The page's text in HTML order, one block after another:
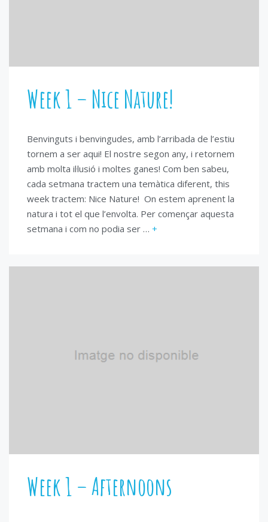
Week 1 – Nice Nature!
Benvinguts i benvingudes, amb l’arribada de l’estiu
tornem a ser aqui! El nostre segon any, i retornem
amb molta il·lusió i moltes ganes! Com ben sabeu,
cada setmana tractem una temàtica diferent, this
week tractem: Nice Nature! On estem aprenent la
natura i tot el que l’envolta. Per començar aquesta
setmana i com no podia ser … +
Week 1 – Afternoons